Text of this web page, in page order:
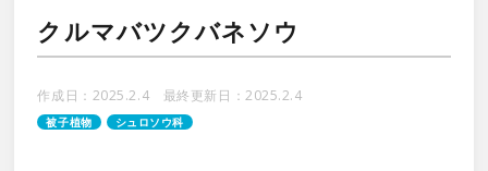
クルマバツクバネソウ
作成日：2025.2.4 最終更新日：2025.2.4
被子植物 シュロソウ科